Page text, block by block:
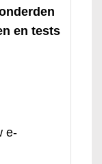
en tests
e-